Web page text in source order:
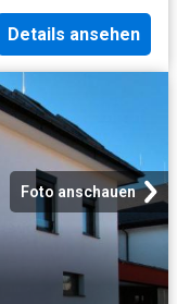
Details ansehen
Foto anschauen